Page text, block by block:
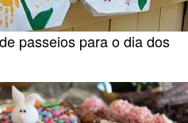
passeios para o dia dos